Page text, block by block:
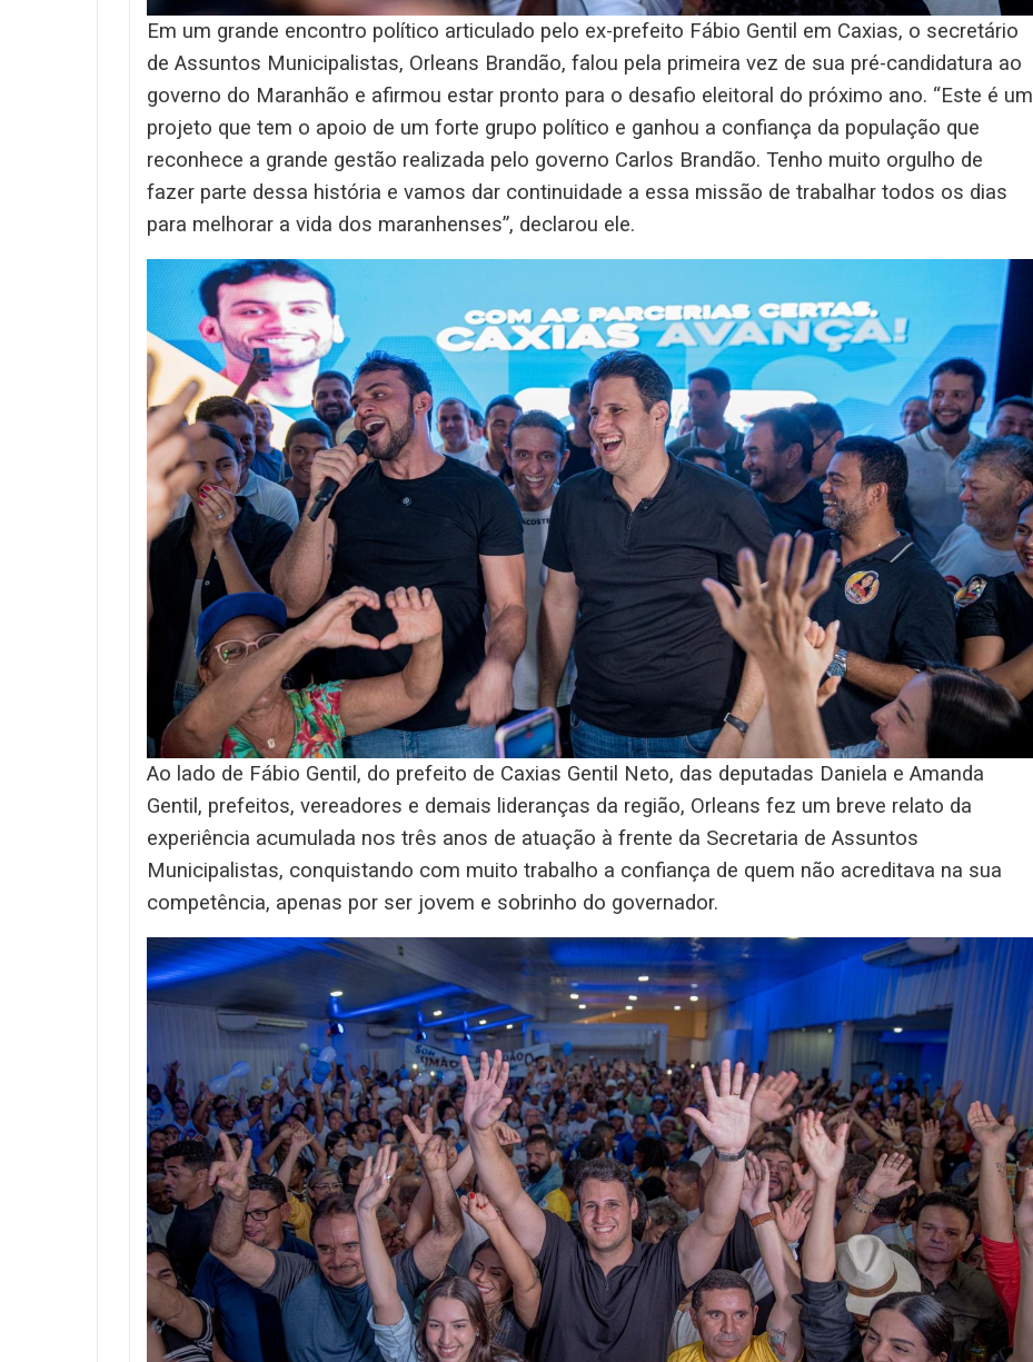
Em um grande encontro político articulado pelo ex-prefeito Fábio Gentil em Caxias, o secretário
de Assuntos Municipalistas, Orleans Brandão, falou pela primeira vez de sua pré-candidatura ao
governo do Maranhão e afirmou estar pronto para o desafio eleitoral do próximo ano. “Este é um
projeto que tem o apoio de um forte grupo político e ganhou a confiança da população que
reconhece a grande gestão realizada pelo governo Carlos Brandão. Tenho muito orgulho de
fazer parte dessa história e vamos dar continuidade a essa missão de trabalhar todos os dias
para melhorar a vida dos maranhenses”, declarou ele.
Ao lado de Fábio Gentil, do prefeito de Caxias Gentil Neto, das deputadas Daniela e Amanda
Gentil, prefeitos, vereadores e demais lideranças da região, Orleans fez um breve relato da
experiência acumulada nos três anos de atuação à frente da Secretaria de Assuntos
Municipalistas, conquistando com muito trabalho a confiança de quem não acreditava na sua
competência, apenas por ser jovem e sobrinho do governador.